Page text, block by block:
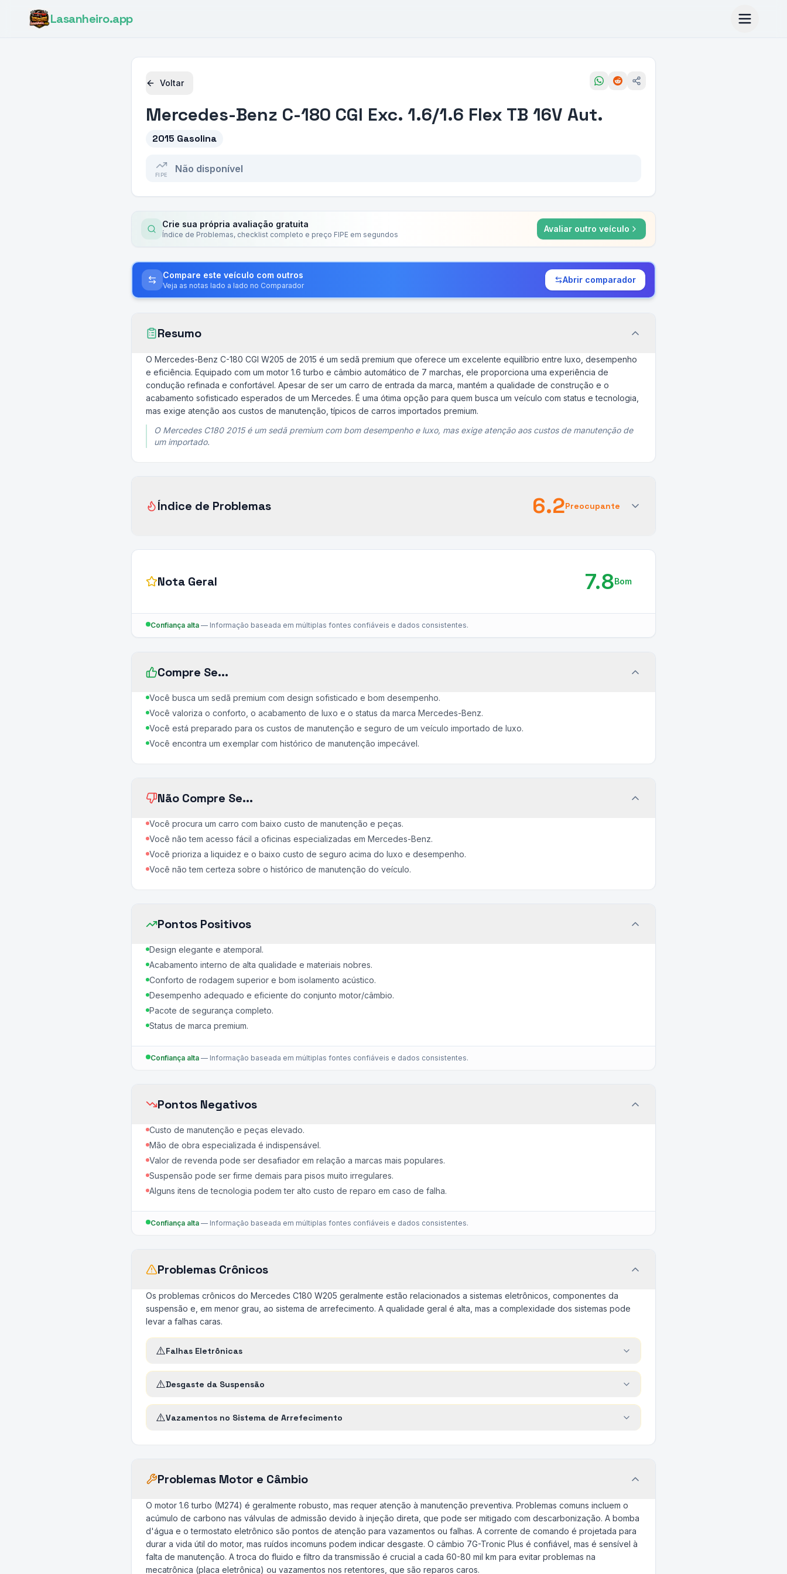
Lasanheiro.app
Voltar
Mercedes-Benz C-180 CGI Exc. 1.6/1.6 Flex TB 16V Aut.
2015 Gasolina
FIPE
Não disponível
Crie sua própria avaliação gratuita
Índice de Problemas, checklist completo e preço FIPE em segundos
Avaliar outro veículo
Compare este veículo com outros
Veja as notas lado a lado no Comparador
Abrir comparador
Resumo
O Mercedes-Benz C-180 CGI W205 de 2015 é um sedã premium que oferece um excelente equilíbrio entre luxo, desempenho
e eficiência. Equipado com um motor 1.6 turbo e câmbio automático de 7 marchas, ele proporciona uma experiência de
condução refinada e confortável. Apesar de ser um carro de entrada da marca, mantém a qualidade de construção e o
acabamento sofisticado esperados de um Mercedes. É uma ótima opção para quem busca um veículo com status e tecnologia,
mas exige atenção aos custos de manutenção, típicos de carros importados premium.
O Mercedes C180 2015 é um sedã premium com bom desempenho e luxo, mas exige atenção aos custos de manutenção de
um importado.
Índice de Problemas 6.2Preocupante
Nota Geral 7.8Bom
Confiança alta — Informação baseada em múltiplas fontes confiáveis e dados consistentes.
Compre Se...
Você busca um sedã premium com design sofisticado e bom desempenho.
Você valoriza o conforto, o acabamento de luxo e o status da marca Mercedes-Benz.
Você está preparado para os custos de manutenção e seguro de um veículo importado de luxo.
Você encontra um exemplar com histórico de manutenção impecável.
Não Compre Se...
Você procura um carro com baixo custo de manutenção e peças.
Você não tem acesso fácil a oficinas especializadas em Mercedes-Benz.
Você prioriza a liquidez e o baixo custo de seguro acima do luxo e desempenho.
Você não tem certeza sobre o histórico de manutenção do veículo.
Pontos Positivos
Design elegante e atemporal.
Acabamento interno de alta qualidade e materiais nobres.
Conforto de rodagem superior e bom isolamento acústico.
Desempenho adequado e eficiente do conjunto motor/câmbio.
Pacote de segurança completo.
Status de marca premium.
Confiança alta — Informação baseada em múltiplas fontes confiáveis e dados consistentes.
Pontos Negativos
Custo de manutenção e peças elevado.
Mão de obra especializada é indispensável.
Valor de revenda pode ser desafiador em relação a marcas mais populares.
Suspensão pode ser firme demais para pisos muito irregulares.
Alguns itens de tecnologia podem ter alto custo de reparo em caso de falha.
Confiança alta — Informação baseada em múltiplas fontes confiáveis e dados consistentes.
Problemas Crônicos
Os problemas crônicos do Mercedes C180 W205 geralmente estão relacionados a sistemas eletrônicos, componentes da
suspensão e, em menor grau, ao sistema de arrefecimento. A qualidade geral é alta, mas a complexidade dos sistemas pode
levar a falhas caras.
⚠️Falhas Eletrônicas
⚠️Desgaste da Suspensão
⚠️Vazamentos no Sistema de Arrefecimento
Problemas Motor e Câmbio
O motor 1.6 turbo (M274) é geralmente robusto, mas requer atenção à manutenção preventiva. Problemas comuns incluem o
acúmulo de carbono nas válvulas de admissão devido à injeção direta, que pode ser mitigado com descarbonização. A bomba
d'água e o termostato eletrônico são pontos de atenção para vazamentos ou falhas. A corrente de comando é projetada para
durar a vida útil do motor, mas ruídos incomuns podem indicar desgaste. O câmbio 7G-Tronic Plus é confiável, mas é sensível à
falta de manutenção. A troca do fluido e filtro da transmissão é crucial a cada 60-80 mil km para evitar problemas na
mecatrônica (placa eletrônica) ou vazamentos nos retentores, que são reparos caros.